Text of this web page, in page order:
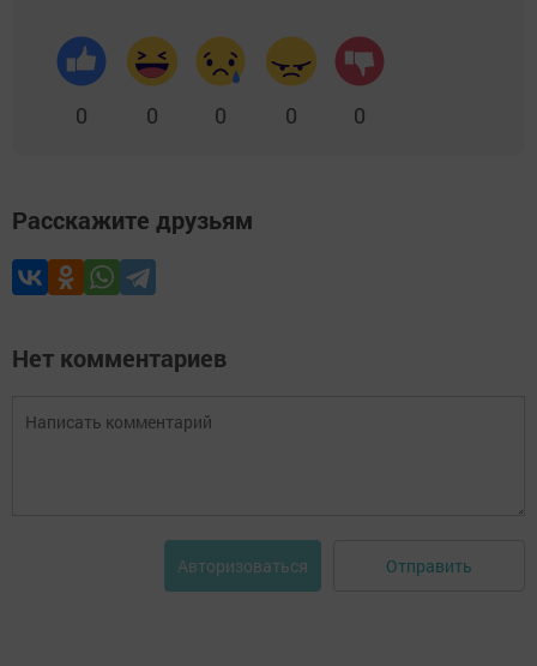
0 0 0 0 0
Расскажите друзьям
Нет комментариев
Авторизоваться Отправить